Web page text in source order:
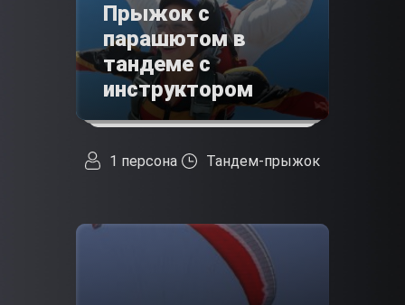
Прыжок с
парашютом в
тандеме с
инструктором
1 персона Тандем-прыжок